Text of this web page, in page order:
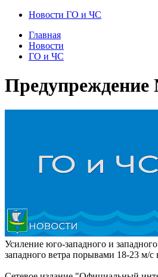
Новости ГО и ЧС
Главная
Новости
ГО и ЧС
Предупреждение
Усиление юго-западного и
западного ветра порывами 18-23